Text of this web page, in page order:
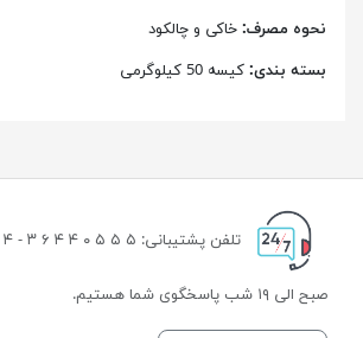
نحوه مصرف: خاکی و چالکود
بسته ­بندی: کیسه 50 کیلوگرمی
تلفن پشتیبانی: ۵ ۵ ۵ ۰ ۴ ۴ ۶ ۳ - ۴ ۴ ۰
صبح الی ۱۹ شب پاسخگوی شما هستیم.